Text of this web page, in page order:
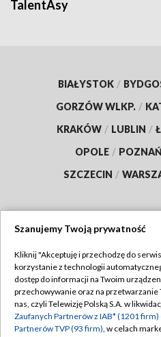
TalentAsy
BIAŁYSTOK /
GORZÓW WLKP. /
KRAKÓW / LUBLIN /
OPOLE / POZNAŃ
SZCZECIN /
Abonament TVP
Emisja w TVP
Polityka
Szanujemy Twoją prywatność
Kliknij "Akceptuję i przechodzę do
korzystanie z technologii
dostęp do informacji na Twoim
przechowywanie oraz na przetwarzanie
nas, czyli Telewizję Polską S.A. w
Zaufanych Partnerów z IAB* (1201 firm)
Partnerów TVP (93 firm), w celach